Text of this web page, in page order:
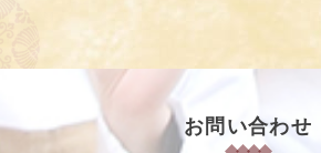
お問い合わせ